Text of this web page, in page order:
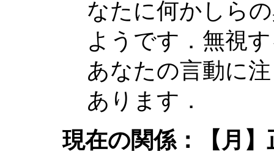
なたに何かしら
ようです．無視
あなたの言動に
あります．
現在の関係：【月】